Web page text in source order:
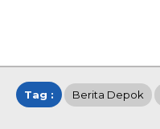
Tag : Berita Depok